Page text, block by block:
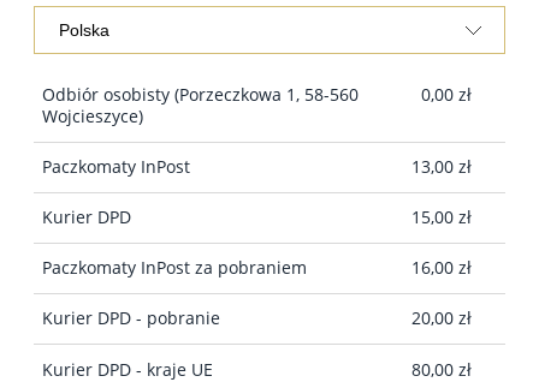
Odbiór osobisty (Porzeczkowa 1, 58-560
Wojcieszyce)
0,00 zł
Paczkomaty InPost 13,00 zł
Kurier DPD 15,00 zł
Paczkomaty InPost za pobraniem 16,00 zł
Kurier DPD - pobranie 20,00 zł
Kurier DPD - kraje UE 80,00 zł